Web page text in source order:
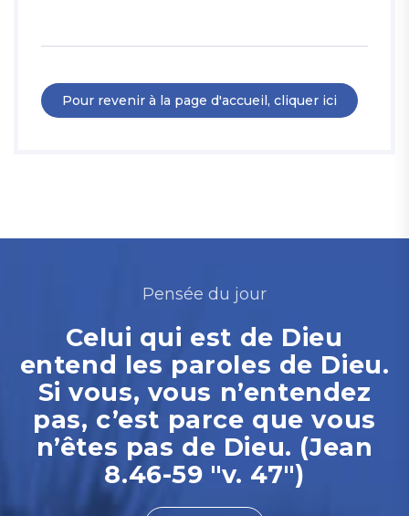
Pour revenir à la page d'accueil, cliquer ici
Pensée du jour
Celui qui est de Dieu
entend les paroles de Dieu.
Si vous, vous n’entendez
pas, c’est parce que vous
n’êtes pas de Dieu. (Jean
8.46-59 "v. 47")